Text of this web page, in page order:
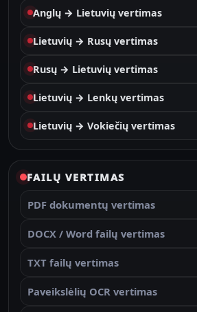
Anglų → Lietuvių vertimas
Lietuvių → Rusų vertimas
Rusų → Lietuvių vertimas
Lietuvių → Lenkų vertimas
Lietuvių → Vokiečių vertimas
FAILŲ VERTIMAS
PDF dokumentų vertimas
DOCX / Word failų vertimas
TXT failų vertimas
Paveikslėlių OCR vertimas